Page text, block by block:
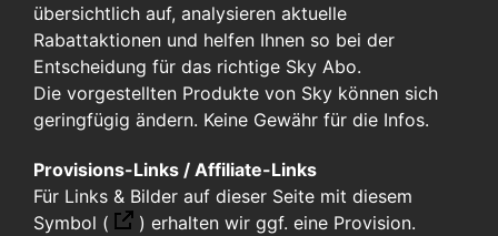
übersichtlich auf, analysieren aktuelle
Rabattaktionen und helfen Ihnen so bei der
Entscheidung für das richtige Sky Abo.
Die vorgestellten Produkte von Sky können sich
geringfügig ändern. Keine Gewähr für die Infos.
Provisions-Links / Affiliate-Links
Für Links & Bilder auf dieser Seite mit diesem
Symbol (
) erhalten wir ggf. eine Provision.